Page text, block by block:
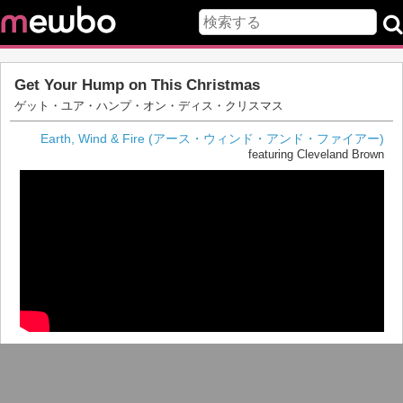
Get Your Hump on This Christmas
ゲット・ユア・ハンプ・オン・ディス・クリスマス
Earth, Wind & Fire (アース・ウィンド・アンド・ファイアー)
featuring Cleveland Brown